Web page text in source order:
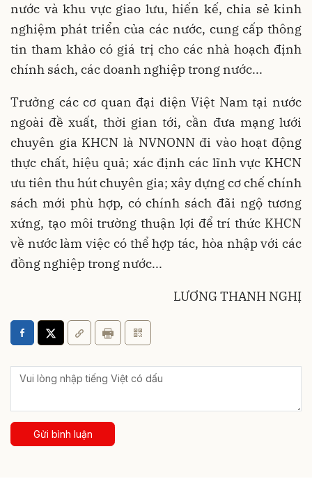
nước và khu vực giao lưu, hiến kế, chia sẻ kinh
nghiệm phát triển của các nước, cung cấp thông
tin tham khảo có giá trị cho các nhà hoạch định
chính sách, các doanh nghiệp trong nước...
Trưởng các cơ quan đại diện Việt Nam tại nước
ngoài đề xuất, thời gian tới, cần đưa mạng lưới
chuyên gia KHCN là NVNONN đi vào hoạt động
thực chất, hiệu quả; xác định các lĩnh vực KHCN
ưu tiên thu hút chuyên gia; xây dựng cơ chế chính
sách mới phù hợp, có chính sách đãi ngộ tương
xứng, tạo môi trường thuận lợi để trí thức KHCN
về nước làm việc có thể hợp tác, hòa nhập với các
đồng nghiệp trong nước...
LƯƠNG THANH NGHỊ
Gửi bình luận